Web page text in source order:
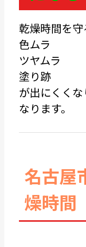
乾燥時間を守
色ムラ
ツヤムラ
塗り跡
が出にくく
なります。
名古屋
燥時間